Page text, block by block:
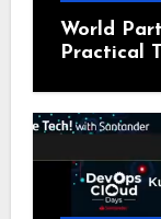
World
Practical